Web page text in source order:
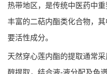
热带地区，是传统中医药中
丰富的二萜内酯类化合物，
要活性成分。
天然穿心莲内酯的提取通常
醇提取，结合液-液分配及色